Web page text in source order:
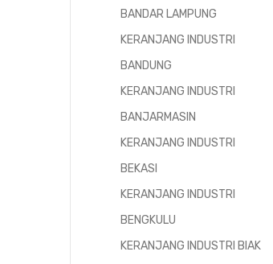
BANDAR LAMPUNG
KERANJANG INDUSTRI
BANDUNG
KERANJANG INDUSTRI
BANJARMASIN
KERANJANG INDUSTRI
BEKASI
KERANJANG INDUSTRI
BENGKULU
KERANJANG INDUSTRI BIAK